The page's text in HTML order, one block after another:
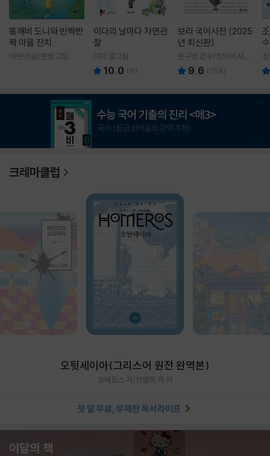
똥깨비 도니와 반짝반
짝 마을 잔치
이현아 글/핸짱 그림
이다의 날마다 자연관
찰
이다 글그림
10.0 (9)
보리 국어사전 (2025
년 최신판)
윤구병 감수/토박이 사전
편찬실 편
9.6 (158)
크레마클럽
오뒷세이아(그리스어 원전 완역본)
호메로스 저/천병희 역 저
첫 달 무료, 무제한 독서라이프
이달의 책